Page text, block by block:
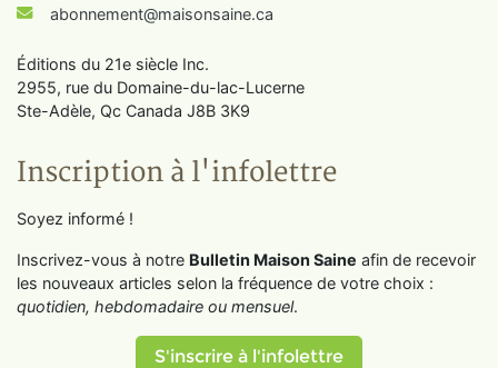
abonnement@maisonsaine.ca
Éditions du 21e siècle Inc.
2955, rue du Domaine-du-lac-Lucerne
Ste-Adèle, Qc Canada J8B 3K9
Inscription à l'infolettre
Soyez informé !
Inscrivez-vous à notre Bulletin Maison Saine afin de recevoir
les nouveaux articles selon la fréquence de votre choix :
quotidien, hebdomadaire ou mensuel.
S'inscrire à l'infolettre